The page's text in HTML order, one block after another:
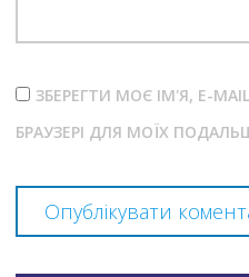
ЗБЕРЕГТИ МОЄ ІМ'Я, E-
БРАУЗЕРІ ДЛЯ МОЇХ